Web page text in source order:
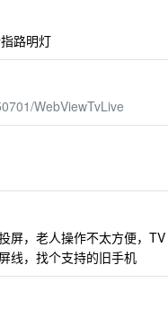
路明灯
WebViewTvLive
屏，老人操作不太方便，
线，找个支持的旧手机